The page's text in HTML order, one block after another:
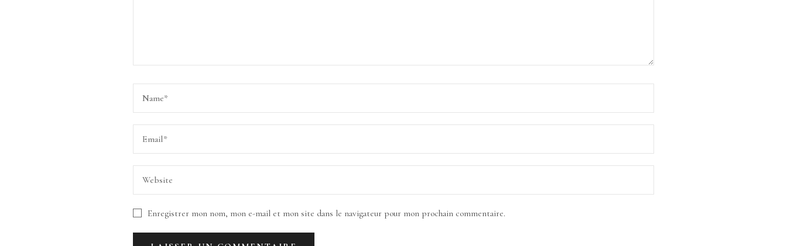
Enregistrer mon nom, mon e-mail et mon site dans le navigateur pour mon prochain commentaire.